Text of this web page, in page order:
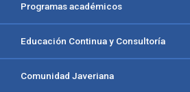
Programas académicos
Educación Continua y Consultoría
Comunidad Javeriana